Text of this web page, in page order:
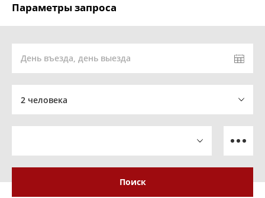
Параметры запроса
День въезда, день выезда
2 человека
Поиск